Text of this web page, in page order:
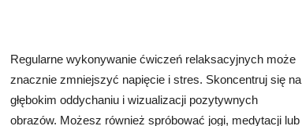
Regularne wykonywanie ćwiczeń relaksacyjnych może
znacznie zmniejszyć napięcie i stres. Skoncentruj się na
głębokim oddychaniu i wizualizacji pozytywnych
obrazów. Możesz również spróbować jogi, medytacji lub